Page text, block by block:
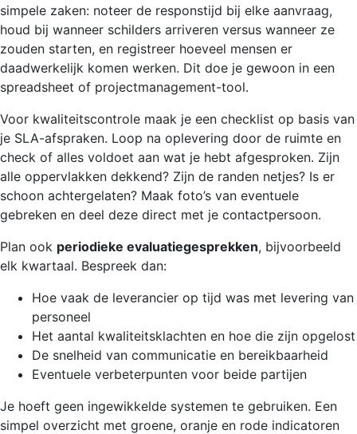
simpele zaken: noteer de responstijd bij elke aanvraag,
houd bij wanneer schilders arriveren versus wanneer ze
zouden starten, en registreer hoeveel mensen er
daadwerkelijk komen werken. Dit doe je gewoon in een
spreadsheet of projectmanagement-tool.
Voor kwaliteitscontrole maak je een checklist op basis van
je SLA-afspraken. Loop na oplevering door de ruimte en
check of alles voldoet aan wat je hebt afgesproken. Zijn
alle oppervlakken dekkend? Zijn de randen netjes? Is er
schoon achtergelaten? Maak foto’s van eventuele
gebreken en deel deze direct met je contactpersoon.
Plan ook periodieke evaluatiegesprekken, bijvoorbeeld
elk kwartaal. Bespreek dan:
Hoe vaak de leverancier op tijd was met levering van
personeel
Het aantal kwaliteitsklachten en hoe die zijn opgelost
De snelheid van communicatie en bereikbaarheid
Eventuele verbeterpunten voor beide partijen
Je hoeft geen ingewikkelde systemen te gebruiken. Een
simpel overzicht met groene, oranje en rode indicatoren